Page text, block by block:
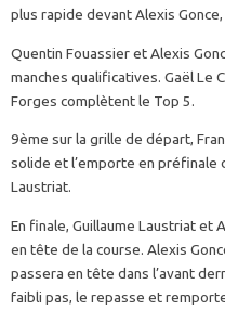
plus rapide devant Alexis
Quentin Fouassier et Alexis
manches qualificatives. Gaël Le
Forges complètent le Top 5.
9ème sur la grille de départ,
solide et l’emporte en préfinale
Laustriat.
En finale, Guillaume Laustriat et
en tête de la course. Alexis
passera en tête dans l’avant
faibli pas, le repasse et